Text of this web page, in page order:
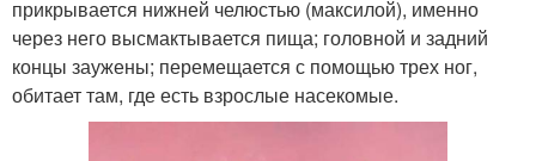
прикрывается нижней челюстью (максилой), именно
через него высмактывается пища; головной и задний
концы заужены; перемещается с помощью трех ног,
обитает там, где есть взрослые насекомые.